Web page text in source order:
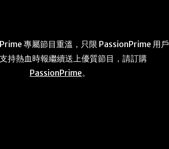
專屬節目重溫，只限 PassionPrime 用戶
持熱血時報繼續送上優質節目，請訂購
PassionPrime。